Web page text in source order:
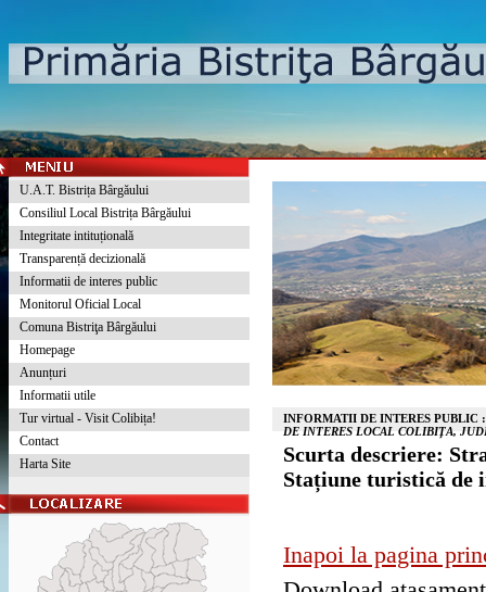
U.A.T. Bistrița Bârgăului
Consiliul Local Bistrița Bârgăului
Integritate intituțională
Transparență decizională
Informatii de interes public
Monitorul Oficial Local
Comuna Bistriţa Bârgăului
Homepage
Anunțuri
Informatii utile
Tur virtual - Visit Colibița!
Contact
Harta Site
INFORMATII DE INTERES PUBLIC
DE INTERES LOCAL COLIBIȚA,
Scurta descriere:
Stațiune turistică de
Inapoi la pagina